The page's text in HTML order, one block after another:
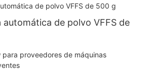
automática de polvo VFFS de